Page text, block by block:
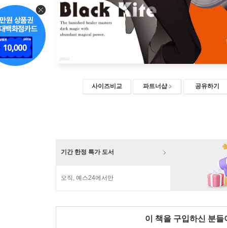
사이즈비교 파트너샵 공유하기
기간 한정 특가 도서
오직, 예스24에서만
이 책을 구입하신 분